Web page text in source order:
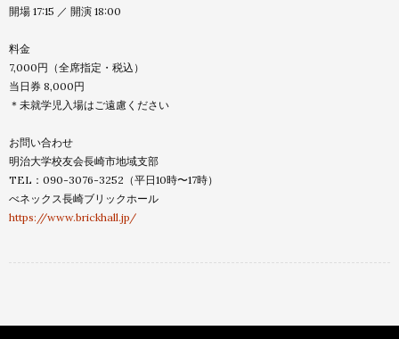
開場 17:15 ／ 開演 18:00
料金
7,000円（全席指定・税込）
当日券 8,000円
＊未就学児入場はご遠慮ください
お問い合わせ
明治大学校友会長崎市地域支部
TEL：090-3076-3252（平日10時〜17時）
べネックス長崎ブリックホール
https://www.brickhall.jp/